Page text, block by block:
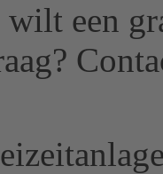
wilt een